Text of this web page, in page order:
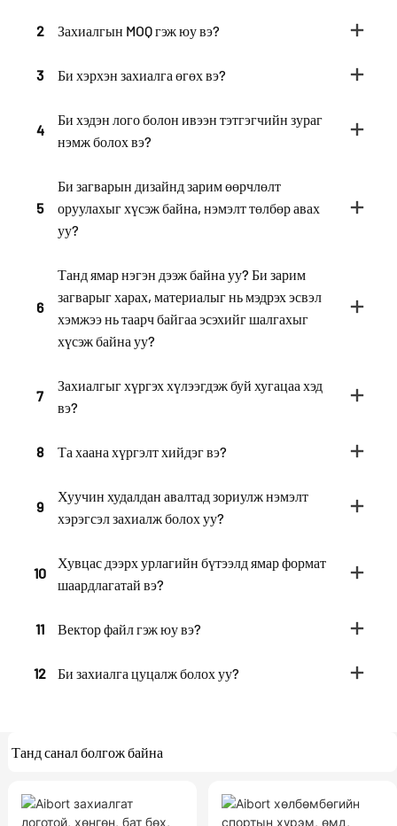
2 Захиалгын MOQ гэж юу вэ?
3 Би хэрхэн захиалга өгөх вэ?
4
Би хэдэн лого болон ивээн тэтгэгчийн зураг
нэмж болох вэ?
5
Би загварын дизайнд зарим өөрчлөлт
оруулахыг хүсэж байна, нэмэлт төлбөр авах
уу?
6
Танд ямар нэгэн дээж байна уу? Би зарим
загварыг харах, материалыг нь мэдрэх эсвэл
хэмжээ нь таарч байгаа эсэхийг шалгахыг
хүсэж байна уу?
7
Захиалгыг хүргэх хүлээгдэж буй хугацаа хэд
вэ?
8 Та хаана хүргэлт хийдэг вэ?
9
Хуучин худалдан авалтад зориулж нэмэлт
хэрэгсэл захиалж болох уу?
10
Хувцас дээрх урлагийн бүтээлд ямар формат
шаардлагатай вэ?
11 Вектор файл гэж юу вэ?
12 Би захиалга цуцалж болох уу?
Танд санал болгож байна